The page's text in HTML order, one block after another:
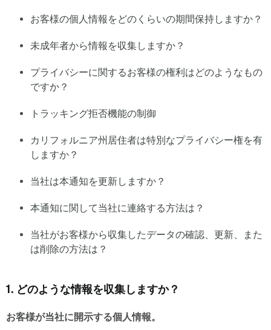
お客様の個人情報をどのくらいの期間保持しますか？
未成年者から情報を収集しますか？
プライバシーに関するお客様の権利はどのようなもの
ですか？
トラッキング拒否機能の制御
カリフォルニア州居住者は特別なプライバシー権を有
しますか？
当社は本通知を更新しますか？
本通知に関して当社に連絡する方法は？
当社がお客様から収集したデータの確認、更新、また
は削除の方法は？
1. どのような情報を収集しますか？
お客様が当社に開示する個人情報。